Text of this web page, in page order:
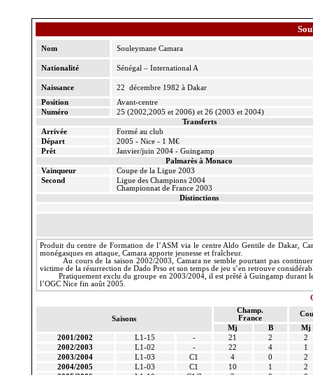
Nom Souleymane Camara
Nationalité Sénégal – International A
Naissance 22
décembre 1982 à Dakar
Position
Avant-centre
Numéro
25 (2002,2005 et 2006) et 26 (2003 et 2004)
Transferts
Arrivée
Formé au club
Départ
2005 - Nice - 1 M€
Prêt
Janvier/juin 2004 - Guingamp
Palmarès à Monaco
Vainqueur
Coupe de la Ligue2003
Second
Ligue des Champions 2004
Championnat de France 2003
Distinctions
Produit du centre de Formation de l’ASM via le centre Aldo Gentile de Dakar,
monégasques en attaque, Camara apporte jeunesse et fraîcheur.
Au cours de la saison 2002/2003, Camara ne semble pourtant pas
victime de la résurrection de Dado Prso et son temps de jeu s’en retrouve
Pratiquement exclu du groupe en 2003/2004, il est prêté à Guingamp durant
l’OGC Nice fin août 2005.
Saisons
Champ.
France
Mj
B
Mj
2001/2002
L1-15 - 21 2
2
2002/2003
L1-02 - 22 4
1
2003/2004
L1-03 C1 4 0
2
2004/2005
L1-03 C1 10 1
2